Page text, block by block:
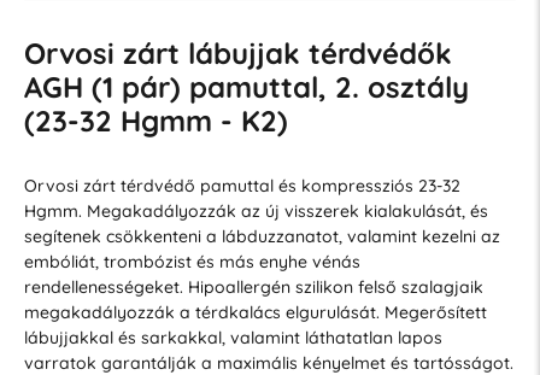
Orvosi zárt lábujjak térdvédők
AGH (1 pár) pamuttal, 2. osztály
(23-32 Hgmm - K2)
Orvosi zárt térdvédő pamuttal és kompressziós 23-32
Hgmm. Megakadályozzák az új visszerek kialakulását, és
segítenek csökkenteni a lábduzzanatot, valamint kezelni az
embóliát, trombózist és más enyhe vénás
rendellenességeket. Hipoallergén szilikon felső szalagjaik
megakadályozzák a térdkalács elgurulását. Megerősített
lábujjakkal és sarkakkal, valamint láthatatlan lapos
varratok garantálják a maximális kényelmet és tartósságot.